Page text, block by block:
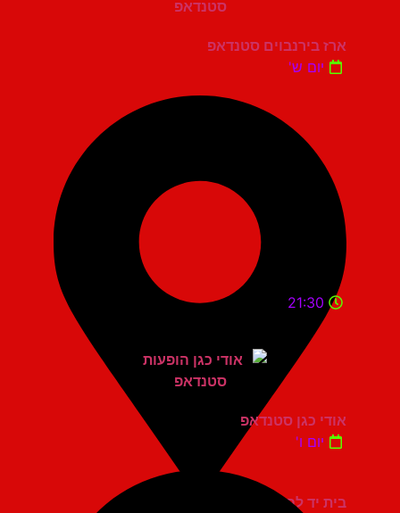
ארז בירנבוים סטנדאפ
יום ש'
בית יד לבנים אשדוד
21:30
אודי כגן סטנדאפ
יום ו'